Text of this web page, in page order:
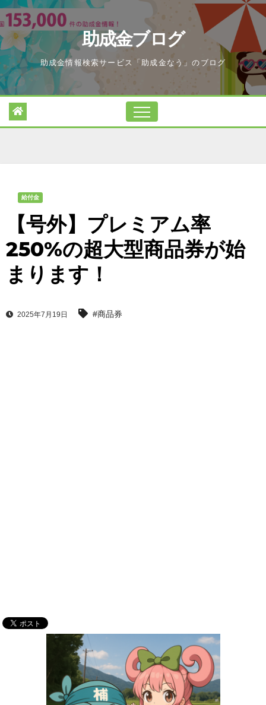
Skip
to
content
助成金ブログ
助成金情報検索サービス「助成金なう」のブログ
給付金
【号外】プレミアム率
250%の超大型商品券が始
まります！
2025年7月19日 #商品券